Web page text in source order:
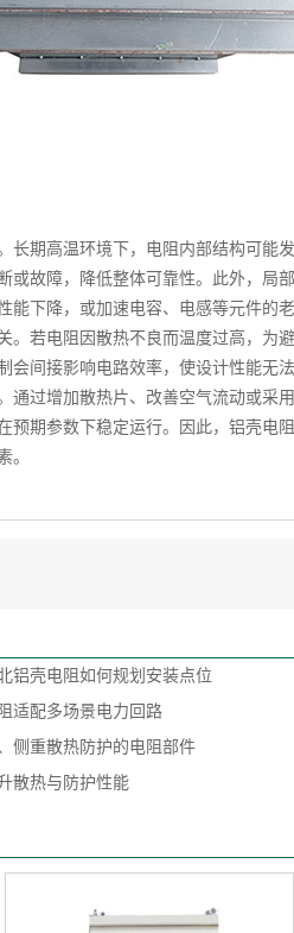
期高温环境下，电阻内部结构可能
或故障，降低整体可靠性。此外，局
下降，或加速电容、电感等元件的
若电阻因散热不良而温度过高，为
间接影响电路效率，使设计性能无法
过增加散热片、改善空气流动或采
期参数下稳定运行。因此，铝壳电
。
铝壳电阻如何规划安装点位
适配多场景电力回路
侧重散热防护的电阻部件
散热与防护性能